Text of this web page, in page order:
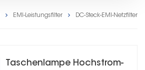
EMI-Leistungsfilter DC-Steck-EMI-Netzfilter
Taschenlampe Hochstrom-